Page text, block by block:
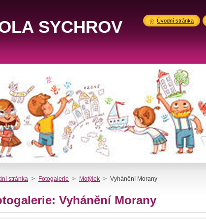
SYCHROV
stránka > Fotogalerie > Motýlek > Vyhánění Morany
Vyhánění Morany
Úvodní stránka